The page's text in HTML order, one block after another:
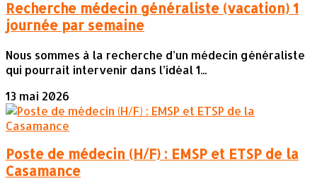
Recherche médecin généraliste (vacation) 1
journée par semaine
Nous sommes à la recherche d’un médecin généraliste
qui pourrait intervenir dans l’idéal 1...
13 mai 2026
Poste de médecin (H/F) : EMSP et ETSP de la
Casamance